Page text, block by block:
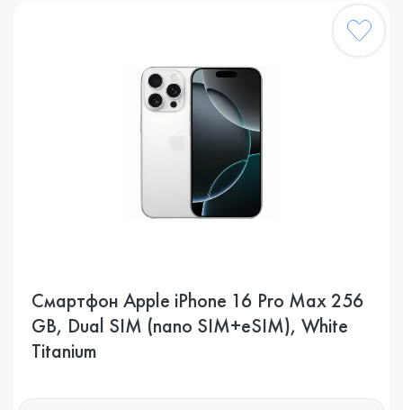
Смартфон Apple iPhone 16 Pro Max 256
GB, Dual SIM (nano SIM+eSIM), White
Titanium